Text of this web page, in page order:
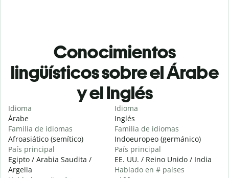
Conocimientos
lingüísticos sobre el Árabe
y el Inglés
Idioma
Árabe
Familia de idiomas
Afroasiático (semítico)
País principal
Egipto / Arabia Saudita /
Argelia
Idioma
Inglés
Familia de idiomas
Indoeuropeo (germánico)
País principal
EE. UU. / Reino Unido / India
Hablado en # países